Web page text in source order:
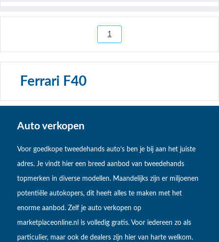
1
Ferrari F40
Auto verkopen
Voor goedkope tweedehands auto’s ben je bij aan het juiste
adres. Je vindt hier een breed aanbod van tweedehands
topmerken in diverse modellen. Maandelijks zijn er miljoenen
potentiële autokopers, dit heeft alles te maken met het
enorme aanbod. Zelf je auto verkopen op
marketplaceonline.nl is volledig gratis. Voor iedereen zo als
particulier, maar ook de dealers zijn hier van harte welkom.